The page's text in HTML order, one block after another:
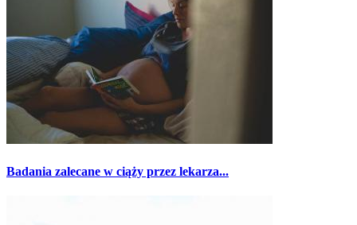
Badania zalecane w ciąży przez lekarza...